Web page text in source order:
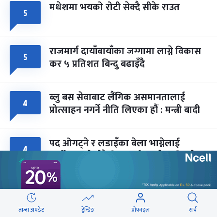
५ मधेशमा भयको रोटी सेक्दै सीके राउत
५ राजमार्ग दायाँबायाँका जग्गामा लाग्ने विकास
कर ५ प्रतिशत बिन्दु बढाइँदै
४ ब्लु बस सेवाबाट लैंगिक असमानतालाई
प्रोत्साहन नगर्ने नीति लिएका हौं : मन्त्री बादी
४ पद ओगट्ने र लडाइँका बेला भाग्नेलाई
पार्टीबाट धकेलेरै बिदा गर्छु : राजेन्द्र लिङ्देन
ताजा अपडेट ट्रेन्डिङ प्रोफाइल सर्च